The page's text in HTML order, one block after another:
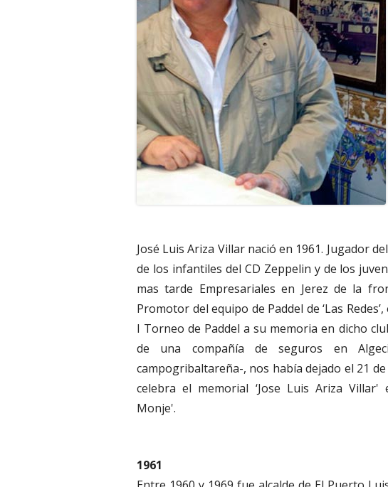
José Luis Ariza Villar nació en 1961. Jugador
de los infantiles del CD Zeppelin y de los
mas tarde Empresariales en Jerez de la
Promotor del equipo de Paddel de ‘Las
I Torneo de Paddel a su memoria en dicho
de una compañía de seguros en
campogribaltareña-, nos había dejado el 21
celebra el memorial ‘Jose Luis Ariza
Monje'.
1961